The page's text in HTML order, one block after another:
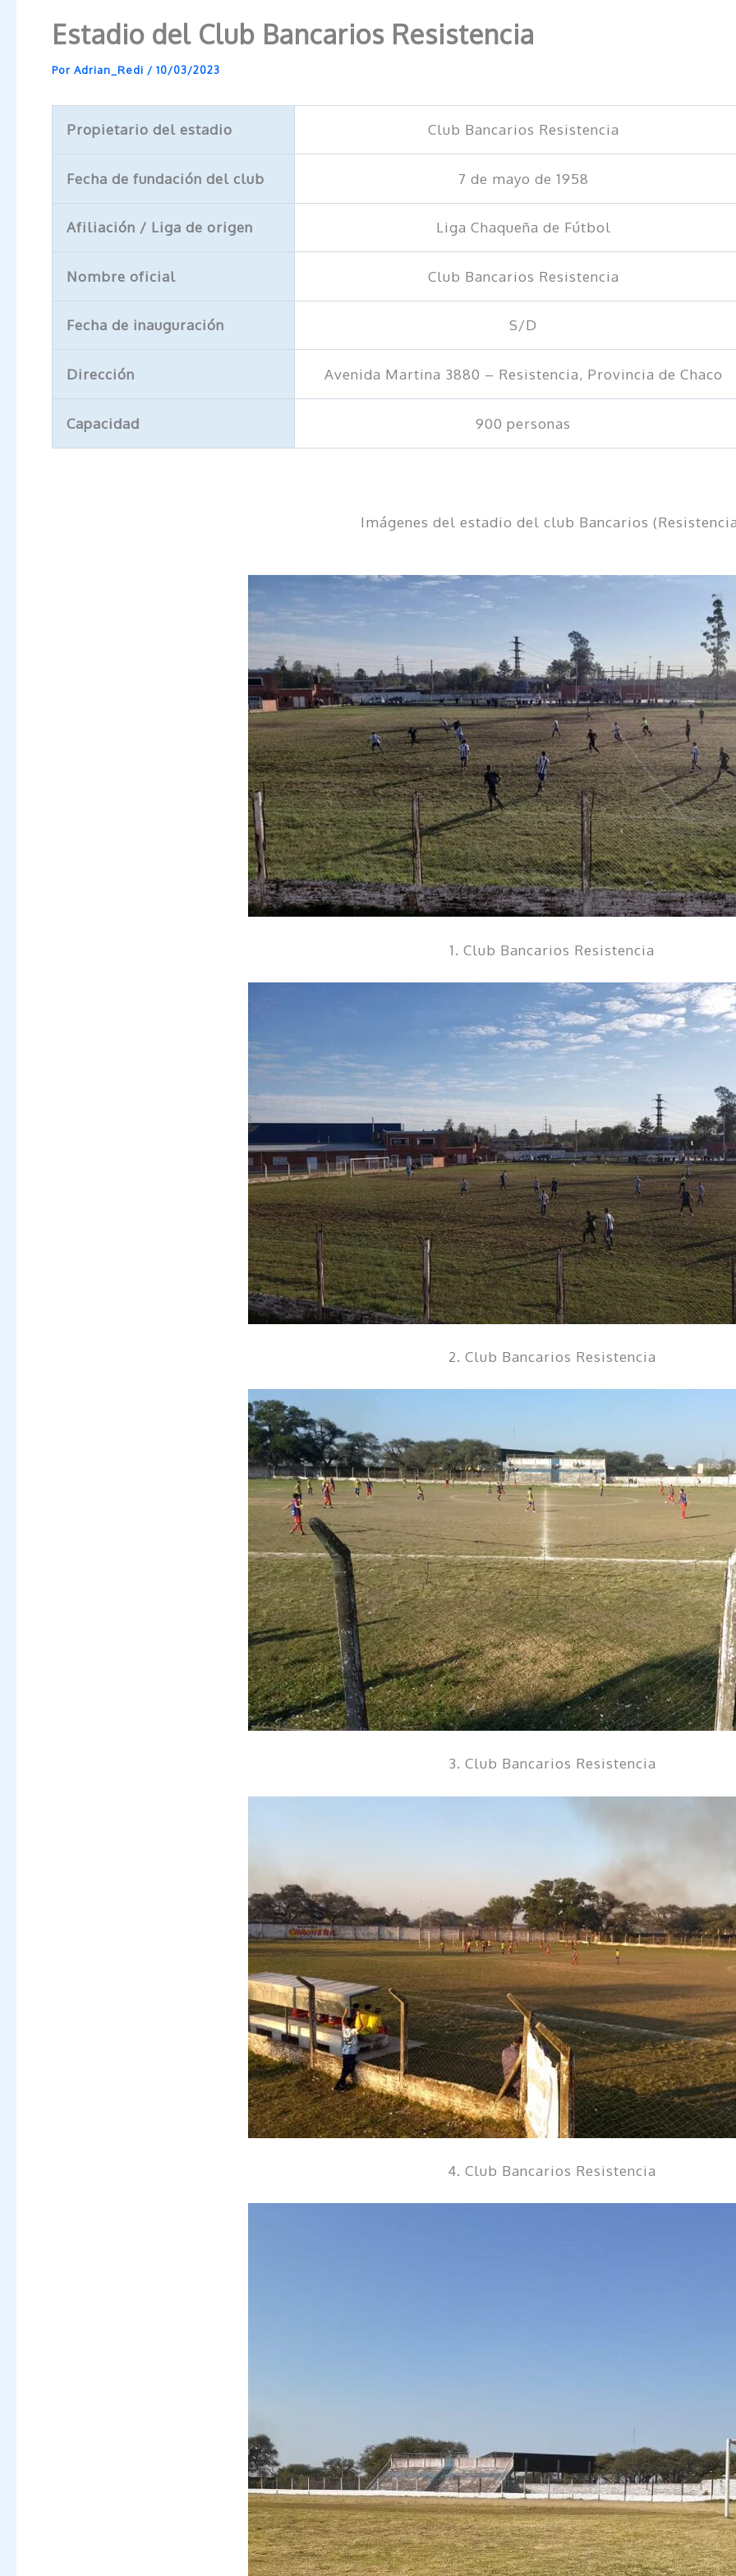
Estadio del Club Bancarios Resistencia
Por Adrian_Redi / 10/03/2023
Propietario del estadio Club Bancarios Resistencia
Fecha de fundación del club 7 de mayo de 1958
Afiliación / Liga de origen Liga Chaqueña de Fútbol
Nombre oficial Club Bancarios Resistencia
Fecha de inauguración S/D
Dirección Avenida Martina 3880 – Resistencia, Provincia de Chaco
Capacidad 900 personas
Imágenes del estadio del club Bancarios
1. Club Bancarios Resistencia
2. Club Bancarios Resistencia
3. Club Bancarios Resistencia
4. Club Bancarios Resistencia